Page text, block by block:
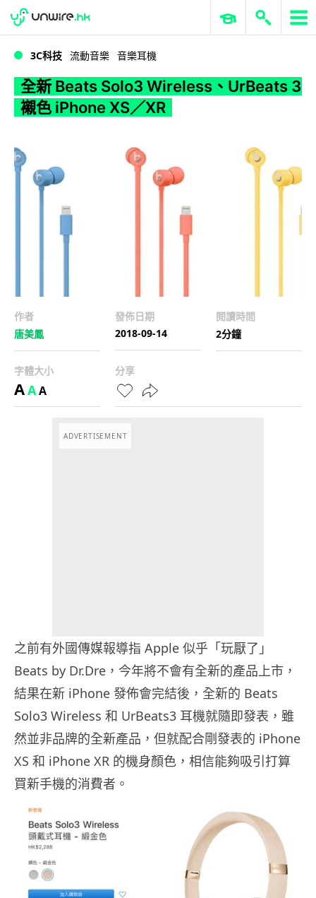
WWDC 2026 ERP 與商業 AI
3C科技 流動音樂 音樂耳機
全新 Beats Solo3 Wireless、UrBeats 3
襯色 iPhone XS／XR
作者
唐美鳳
發佈日期
2018-09-14
閱讀時間
2分鐘
字體大小
AAA
分享
ADVERTISEMENT
之前有外國傳媒報導指 Apple 似乎「玩厭了」
Beats by Dr.Dre，今年將不會有全新的產品上市，
結果在新 iPhone 發佈會完結後，全新的 Beats
Solo3 Wireless 和 UrBeats3 耳機就隨即發表，雖
然並非品牌的全新產品，但就配合剛發表的 iPhone
XS 和 iPhone XR 的機身顏色，相信能夠吸引打算
買新手機的消費者。